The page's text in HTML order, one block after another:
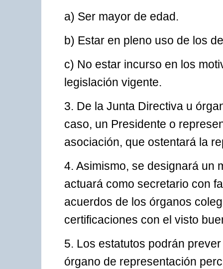
a) Ser mayor de edad.
b) Estar en pleno uso de los
c) No estar incurso en los
legislación vigente.
3. De la Junta Directiva u
caso, un Presidente o
asociación, que ostentará la
4. Asimismo, se designará un
actuará como secretario con
acuerdos de los órganos
certificaciones con el visto
5. Los estatutos podrán
órgano de representación